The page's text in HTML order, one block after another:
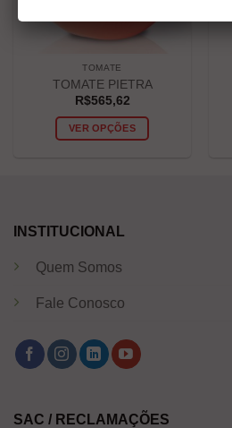
TOMATE
TOMATE PIETRA
R$565,62
VER OPÇÕES
INSTITUCIONAL
Quem Somos
Fale Conosco
SAC / RECLAMAÇÕES